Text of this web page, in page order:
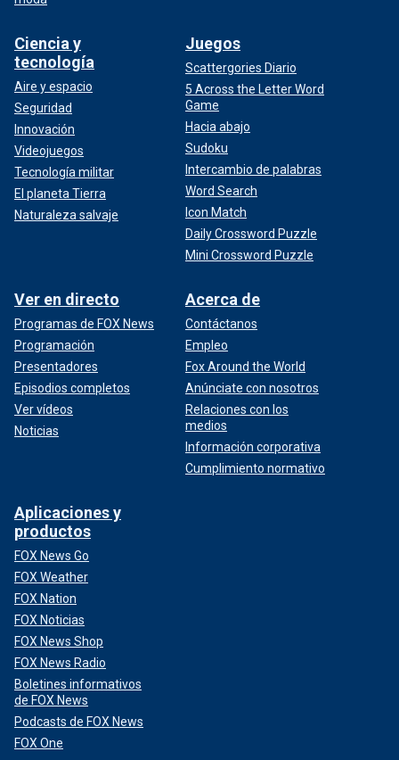
Ciencia y
tecnología
Aire y espacio
Seguridad
Innovación
Videojuegos
Tecnología militar
El planeta Tierra
Naturaleza salvaje
Juegos
Scattergories Diario
5 Across the Letter Word
Game
Hacia abajo
Sudoku
Intercambio de palabras
Word Search
Icon Match
Daily Crossword Puzzle
Mini Crossword Puzzle
Ver en directo
Programas de FOX News
Programación
Presentadores
Episodios completos
Ver vídeos
Noticias
Acerca de
Contáctanos
Empleo
Fox Around the World
Anúnciate con nosotros
Relaciones con los
medios
Información corporativa
Cumplimiento normativo
Aplicaciones y
productos
FOX News Go
FOX Weather
FOX Nation
FOX Noticias
FOX News Shop
FOX News Radio
Boletines informativos
de FOX News
Podcasts de FOX News
FOX One